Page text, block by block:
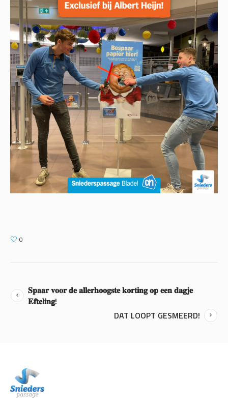
0
𝐒𝐩𝐚𝐚𝐫 𝐯𝐨𝐨𝐫 𝐝𝐞 𝐚𝐥𝐥𝐞𝐫𝐡𝐨𝐨𝐠𝐬𝐭𝐞 𝐤𝐨𝐫𝐭𝐢𝐧𝐠 𝐨𝐩 𝐞𝐞𝐧 𝐝𝐚𝐠𝐣𝐞
𝐄𝐟𝐭𝐞𝐥𝐢𝐧𝐠!
DAT LOOPT GESMEERD!